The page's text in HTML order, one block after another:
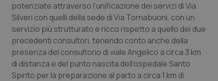
Puglia
Sardegna
Sicilia
Malattie rare
Malattia di Crohn & Rettocolite Ulcerosa
Neuroscienze & patologie neurodegenerative
potenziate attraverso l’unificazione dei servizi di Via
Silveri con quelli della sede di Via Tornabuoni, con un
servizio più strutturato e ricco rispetto a quello dei due
precedenti consultori, tenendo conto anche della
presenza del consultorio di viale Angelico a circa 3 km
di distanza e del punto nascita dell’ospedale Santo
Spirito per la preparazione al parto a circa 1 km di